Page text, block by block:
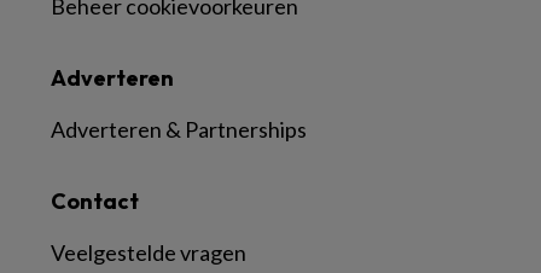
Contact
Veelgestelde vragen
Adverteren
Adverteren & Partnerships
Beheer cookievoorkeuren